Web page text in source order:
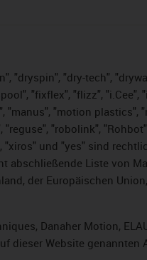
"dryspin", "dry-tech",
"fixflex", "flizz", "i.Cee",
"manus", "motion plastics",
"reguse", "robolink",
"xiros" und "yes" sind
abschließende Liste von
der Europäischen
Danaher Motion,
dieser Website